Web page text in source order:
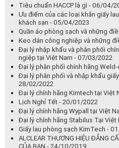
Đại lý phân phối và nhập khẩu
28/02/2022
Đại lý chính hãng Kimtech tại Việt
Lịch Nghỉ Tết - 20/01/2022
Đại lý chính hãng Wypall tại Việt
Đại lý chính hãng Stabilus Tại
Giấy lau phòng sạch KimTech -
ALCLEAR THƯƠNG HIỆU ĐẲNG
CỦA BẠN - 24/10/2019
Găng tay chống hóa chất Kimberly
KleenGuard™ G29 Chemical - 24/
VÌ SAO KHÔNG DÙNG GĂNG TAY
TAY CHỐNG NHIỄM KHUẨN - 24/
LÀM SAO ĐỂ SỬA CHỮA NHANH
24/10/2019
CÁCH LÀM HỒ CÁ BẰNG MICA
SCIGRIP 16 - 23/10/2019